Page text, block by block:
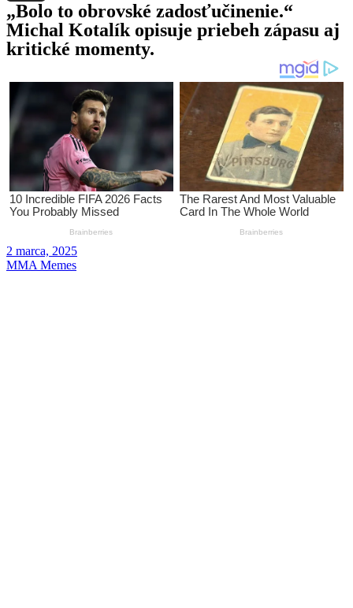
„Bolo to obrovské zadosťučinenie.“
Michal Kotalík opisuje priebeh zápasu aj
kritické momenty.
2 marca, 2025
MMA Memes